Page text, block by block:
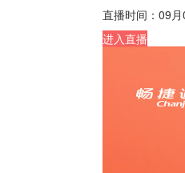
直播时间： 09月
进入直播